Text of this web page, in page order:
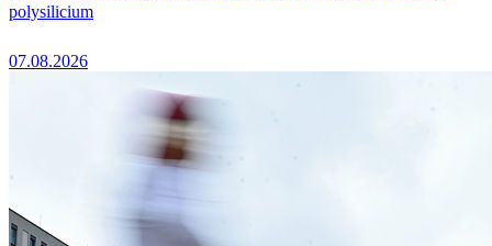
polysilicium
07.08.2026